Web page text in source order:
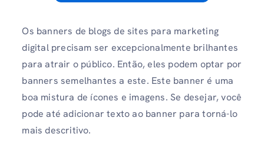
Os banners de blogs de sites para marketing
digital precisam ser excepcionalmente brilhantes
para atrair o público. Então, eles podem optar por
banners semelhantes a este. Este banner é uma
boa mistura de ícones e imagens. Se desejar, você
pode até adicionar texto ao banner para torná-lo
mais descritivo.